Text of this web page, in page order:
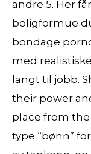
andre 5. Her
boligformue
bondage
med
langt til jobb.
their power
place from
type “bønn”